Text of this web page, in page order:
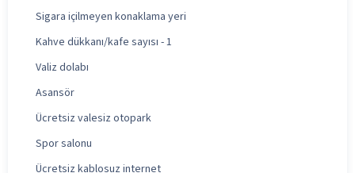
Sigara içilmeyen konaklama yeri
Kahve dükkanı/kafe sayısı - 1
Valiz dolabı
Asansör
Ücretsiz valesiz otopark
Spor salonu
Ücretsiz kablosuz internet